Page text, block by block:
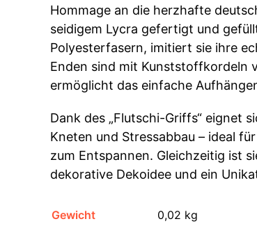
Hommage an die herzhafte
seidigem Lycra gefertigt und
Polyesterfasern, imitiert sie ihre
Enden sind mit Kunststoffkordeln
ermöglicht das einfache
Dank des „Flutschi-Griffs“ eignet
Kneten und Stressabbau – ideal
zum Entspannen. Gleichzeitig ist
dekorative Dekoidee und ein
Gewicht 0,02 kg